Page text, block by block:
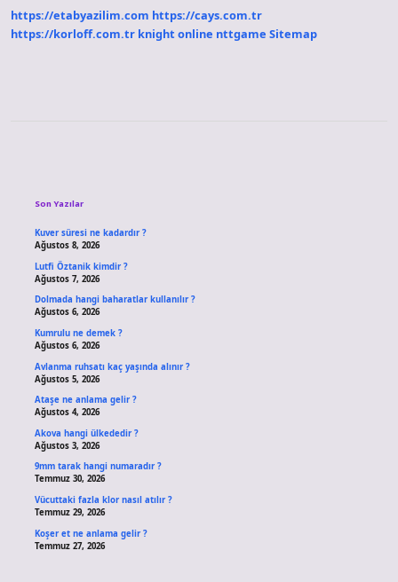
Inanç
https://etabyazilim.com https://cays.com.tr
https://korloff.com.tr knight online nttgame Sitemap
Son Yazılar
Kuver süresi ne kadardır ?
Ağustos 8, 2026
Lutfi Öztanik kimdir ?
Ağustos 7, 2026
Dolmada hangi baharatlar kullanılır ?
Ağustos 6, 2026
Kumrulu ne demek ?
Ağustos 6, 2026
Avlanma ruhsatı kaç yaşında alınır ?
Ağustos 5, 2026
Ataşe ne anlama gelir ?
Ağustos 4, 2026
Akova hangi ülkededir ?
Ağustos 3, 2026
9mm tarak hangi numaradır ?
Temmuz 30, 2026
Vücuttaki fazla klor nasıl atılır ?
Temmuz 29, 2026
Koşer et ne anlama gelir ?
Temmuz 27, 2026